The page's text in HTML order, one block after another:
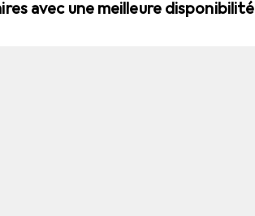
avec une meilleure disponibilité